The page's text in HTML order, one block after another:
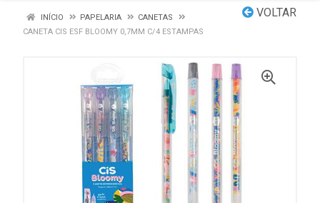
VOLTAR
INÍCIO PAPELARIA
CANETAS
CANETA CIS ESF BLOOMY 0,7MM C/4 ESTAMPAS